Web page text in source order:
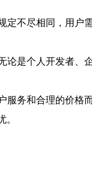
不尽相同，用户
是个人开发者、
务和合理的价格